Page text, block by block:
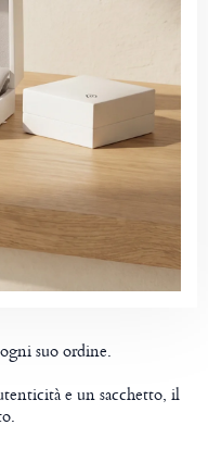
suo ordine.
e un sacchetto, il